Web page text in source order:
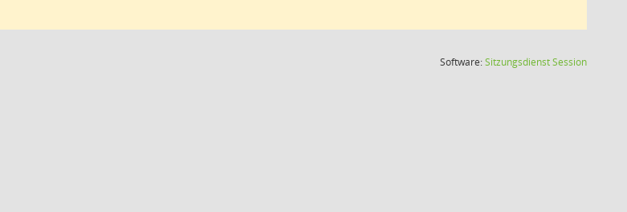
Software:SitzungsdienstSession(Wird in